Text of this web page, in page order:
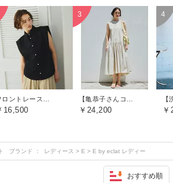
16,500 ￥24,200
ブランド ： レディース > E > E by eclat レディー
おすすめ順